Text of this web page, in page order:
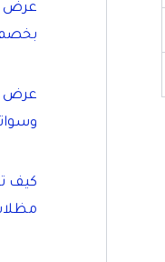
عرض
بخصم 40% بالرياض
عرض
كيف